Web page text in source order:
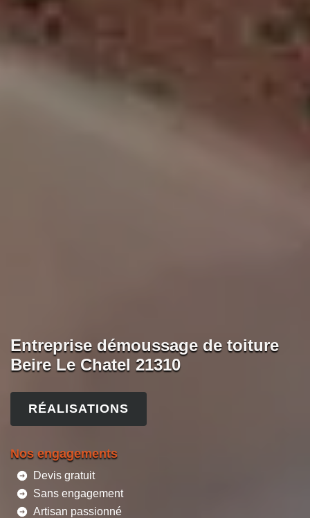
Entreprise démoussage de toiture
Beire Le Chatel 21310
RÉALISATIONS
Nos engagements
Devis gratuit
Sans engagement
Artisan passionné